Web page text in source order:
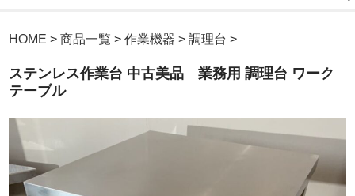
ホーム
ネクスト厨機とは
高価買取
商品倉庫
HOME >商品一覧 >作業機器 >調理台 >
ステンレス作業台 中古美品 業務用 調理台 ワーク
テーブル